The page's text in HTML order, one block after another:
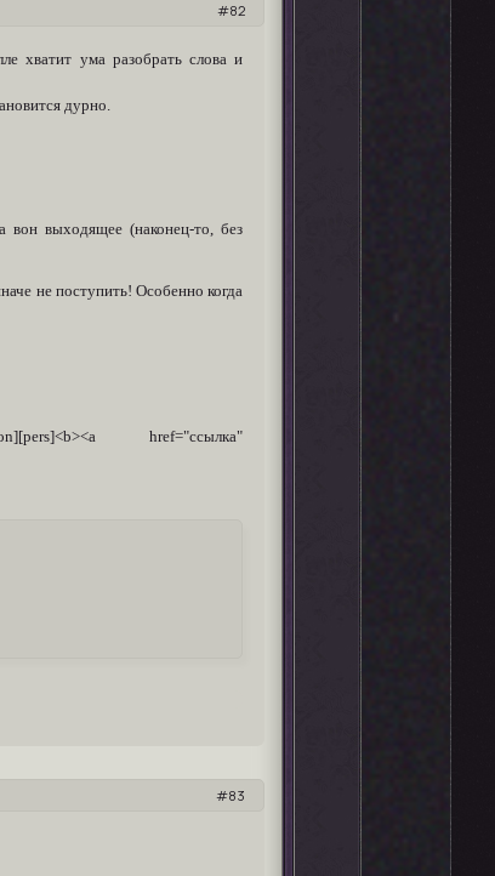
82
хватит ума разобрать слова и
дурно.
вон выходящее (наконец-то, без
не поступить! Особенно когда
href="ссылка"
83